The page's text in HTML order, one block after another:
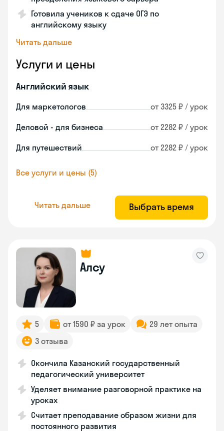
Готовила учеников к сдаче ОГЭ по
английскому языку
Читать дальше
Услуги и цены
Английский язык
Для маркетологов от 3325 ₽ / урок
Деловой - для бизнеса от 2282 ₽ / урок
Для путешествий от 2282 ₽ / урок
Все услуги и цены (5)
Читать дальше Выбрать время
Алсу
5 от 1590 ₽ за урок
29 лет опыта
3 отзыва
Окончила Казанский государственный
педагогический университет
Уделяет внимание разговорной практике на
уроках
Считает преподавание образом жизни для
постоянного развития